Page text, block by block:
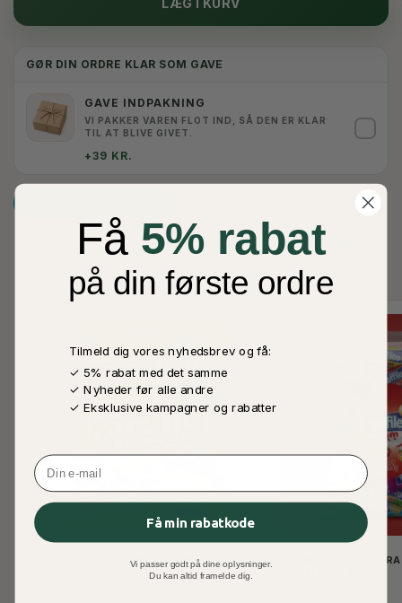
LÆG I KURV
GØR DIN ORDRE KLAR SOM GAVE
GAVE INDPAKNING
VI PAKKER VAREN FLOT IND, SÅ DEN ER KLAR
TIL AT BLIVE GIVET.
+39 KR.
ANDRE KØBTE OGSÅ
FRUIT CHEWS SWEETZONE 200G
BLØDE FRUGT
Få 5% rabat
på din første ordre
Tilmeld dig vores nyhedsbrev og få:
✓ 5% rabat med det samme
✓ Nyheder før alle andre
✓ Eksklusive kampagner og rabatter
Email
Få min rabatkode
Vi passer godt på dine oplysninger.
Du kan altid framelde dig.